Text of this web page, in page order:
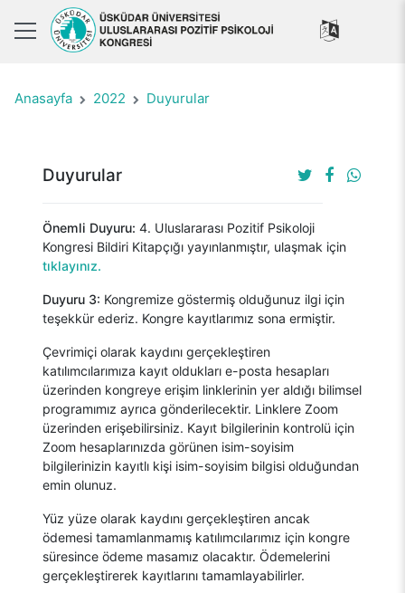
Anasayfa 2022 Duyurular
Duyurular
Önemli Duyuru: 4. Uluslararası Pozitif Psikoloji
Kongresi Bildiri Kitapçığı yayınlanmıştır, ulaşmak için
tıklayınız.
Duyuru 3: Kongremize göstermiş olduğunuz ilgi için
teşekkür ederiz. Kongre kayıtlarımız sona ermiştir.
Çevrimiçi olarak kaydını gerçekleştiren
katılımcılarımıza kayıt oldukları e-posta hesapları
üzerinden kongreye erişim linklerinin yer aldığı bilimsel
programımız ayrıca gönderilecektir. Linklere Zoom
üzerinden erişebilirsiniz. Kayıt bilgilerinin kontrolü için
Zoom hesaplarınızda görünen isim-soyisim
bilgilerinizin kayıtlı kişi isim-soyisim bilgisi olduğundan
emin olunuz.
Yüz yüze olarak kaydını gerçekleştiren ancak
ödemesi tamamlanmamış katılımcılarımız için kongre
süresince ödeme masamız olacaktır. Ödemelerini
gerçekleştirerek kayıtlarını tamamlayabilirler.